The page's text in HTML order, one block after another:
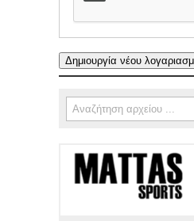
Φόρμα αναζήτησης
Αναζήτηση